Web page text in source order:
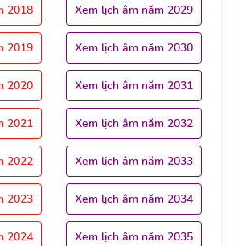
2018
2019
2020
2021
2022
2023
2024
Xem lịch âm năm 2029
Xem lịch âm năm 2030
Xem lịch âm năm 2031
Xem lịch âm năm 2032
Xem lịch âm năm 2033
Xem lịch âm năm 2034
Xem lịch âm năm 2035